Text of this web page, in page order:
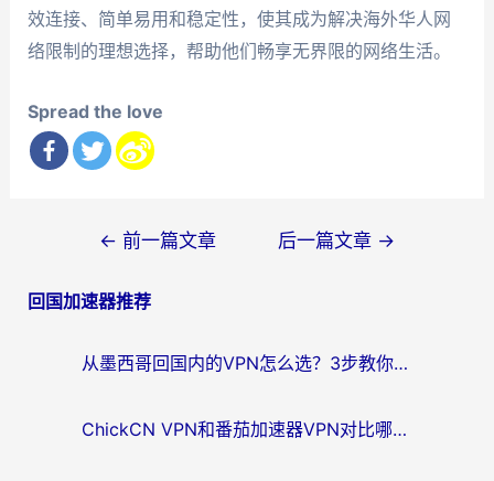
效连接、简单易用和稳定性，使其成为解决海外华人网
络限制的理想选择，帮助他们畅享无界限的网络生活。
Spread the love
导
← 前一篇文章 后一篇文章 →
回国加速器推荐
从墨西哥回国内的VPN怎么选？3步教你无缝刷剧、玩国服游戏
ChickCN VPN和番茄加速器VPN对比哪个回国效果更好？海外党亲测后的真实答案